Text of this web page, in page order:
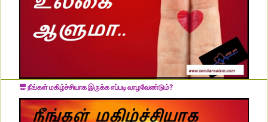
நீங்கள் மகிழ்ச்சியாக இருக்க எப்படி வாழவேண்டும்?